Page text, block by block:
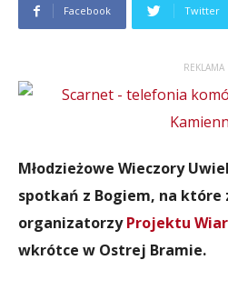
Facebook Twitter
REKLAMA
Młodzieżowe Wieczory
spotkań z Bogiem, na które
organizatorzyProjektu
wkrótce w Ostrej Bramie.